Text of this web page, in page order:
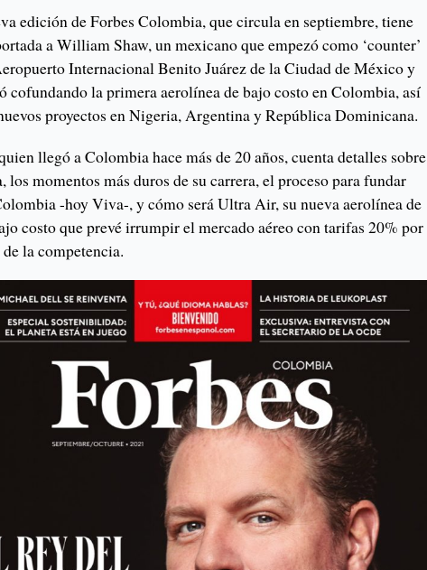
edición de Forbes Colombia, que circula en septiembre, tiene
a William Shaw, un mexicano que empezó como ‘counter’
Internacional Benito Juárez de la Ciudad de México y
cofundando la primera aerolínea de bajo costo en Colombia, así
proyectos en Nigeria, Argentina y República Dominicana.
llegó a Colombia hace más de 20 años, cuenta detalles sobre
los momentos más duros de su carrera, el proceso para fundar
-hoy Viva-, y cómo será Ultra Air, su nueva aerolínea de
costo que prevé irrumpir el mercado aéreo con tarifas 20% por
la competencia.